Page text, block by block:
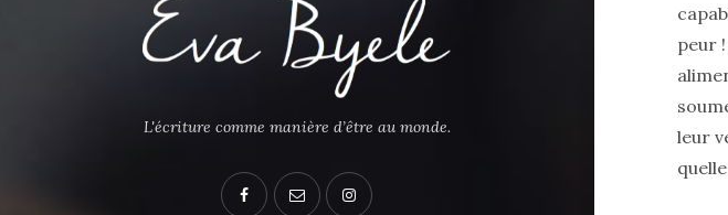
L'écriture comme manière d’être au monde.
peur
leur